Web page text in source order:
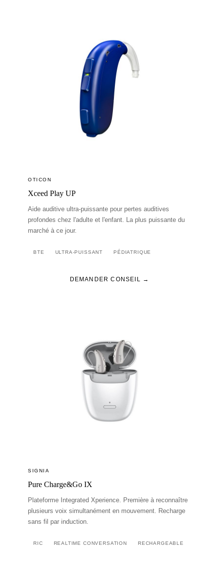
OTICON
Xceed Play UP
Aide auditive ultra-puissante pour pertes auditives
profondes chez l'adulte et l'enfant. La plus puissante du
marché à ce jour.
BTE ULTRA-PUISSANT PÉDIATRIQUE
DEMANDER CONSEIL →
SIGNIA
Pure Charge&Go IX
Plateforme Integrated Xperience. Première à reconnaître
plusieurs voix simultanément en mouvement. Recharge
sans fil par induction.
RIC REALTIME CONVERSATION RECHARGEABLE